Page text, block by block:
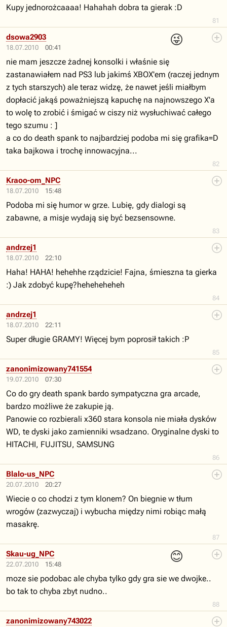
81
Kupy jednorożcaaaa! Hahahah dobra ta gierak :D
18.07.2010 00:41
😜
82
dsowa2903
nie mam jeszcze żadnej konsolki i właśnie się
zastanawiałem nad PS3 lub jakimś XBOX'em (raczej jednym
z tych starszych) ale teraz widzę, że nawet jeśli miałbym
dopłacić jakąś poważniejszą kapuchę na najnowszego X'a
to wolę to zrobić i śmigać w ciszy niż wysłuchiwać całego
tego szumu : ]
a co do death spank to najbardziej podoba mi się grafika=D
taka bajkowa i trochę innowacyjna...
18.07.2010 15:48
83
Kraoo-om_NPC
Podoba mi się humor w grze. Lubię, gdy dialogi są
zabawne, a misje wydają się być bezsensowne.
18.07.2010 22:10
84
andrzej1
Haha! HAHA! hehehhe rządzicie! Fajna, śmieszna ta gierka
:) Jak zdobyć kupę?heheheheheh
18.07.2010 22:11
85
andrzej1
Super długie GRAMY! Więcej bym poprosił takich :P
19.07.2010 07:30
86
zanonimizowany741554
Co do gry death spank bardo sympatyczna gra arcade,
bardzo możliwe że zakupie ją.
Panowie co rozbierali x360 stara konsola nie miała dysków
WD, te dyski jako zamienniki wsadzano. Oryginalne dyski to
HITACHI, FUJITSU, SAMSUNG
20.07.2010 20:27
87
Blalo-us_NPC
Wiecie o co chodzi z tym klonem? On biegnie w tłum
wrogów (zazwyczaj) i wybucha między nimi robiąc małą
masakrę.
22.07.2010 15:48
😊
88
Skau-ug_NPC
moze sie podobac ale chyba tylko gdy gra sie we dwojke..
bo tak to chyba zbyt nudno..
zanonimizowany743022